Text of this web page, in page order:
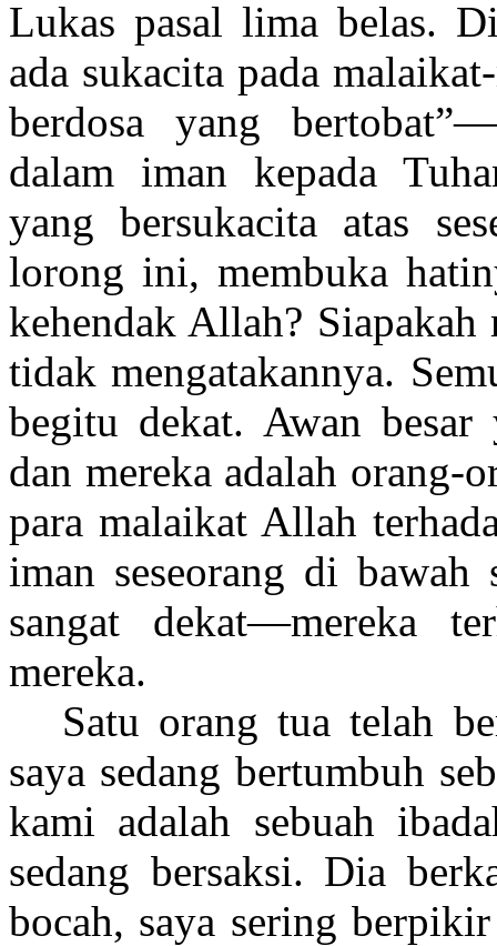
Lukas pasal lima belas.
ada sukacita pada
berdosa yang
dalam iman kepada
yang bersukacita atas
lorong ini, membuka
kehendak Allah?
tidak mengatakannya.
begitu dekat. Awan
dan mereka adalah orang-
para malaikat Allah
iman seseorang di
sangat dekat—mereka
mereka.
Satu orang tua telah
saya sedang bertumbuh
kami adalah sebuah
sedang bersaksi. Dia
bocah, saya sering